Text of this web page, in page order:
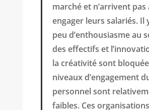
marché et n’arrivent pas
engager leurs salariés. Il
peu d’enthousiasme au
des effectifs et
la créativité sont
niveaux d’engagement
personnel sont
faibles. Ces